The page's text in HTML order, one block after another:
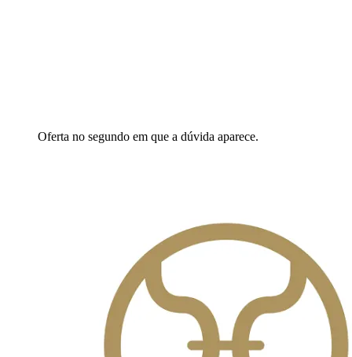
Oferta no segundo em que a dúvida aparece.